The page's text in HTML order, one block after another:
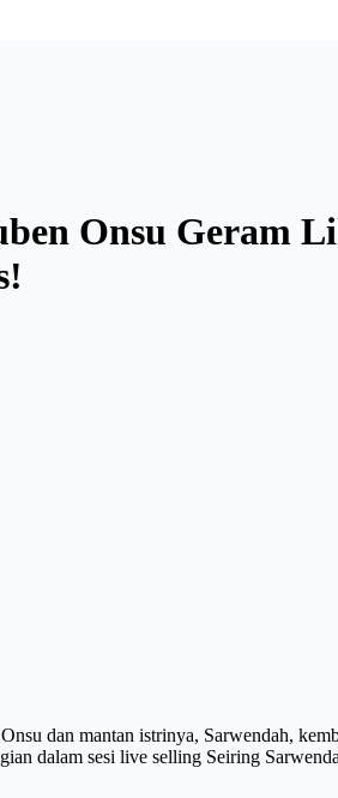
Onsu Geram
dan mantan istrinya, Sarwendah,
dalam sesi live selling Seiring